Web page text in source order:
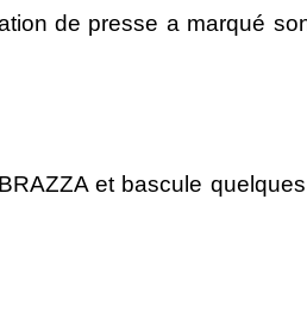
de presse a marqué
et bascule